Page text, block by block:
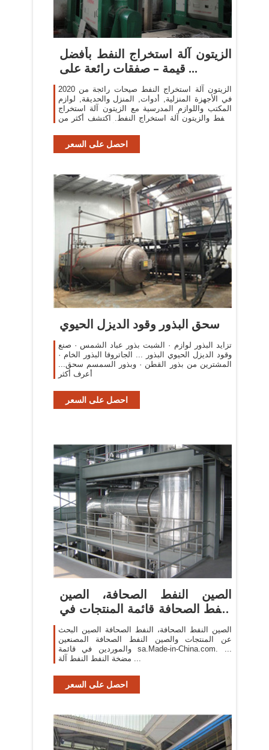
الزيتون آلة استخراج النفط بأفضل
قيمة – صفقات رائعة على ...
الزيتون آلة استخراج النفط صيحات رائجة من 2020
في الأجهزة المنزلية, أدوات, المنزل والحديقة, لوازم
المكتب واللوازم المدرسية مع الزيتون آلة استخراج
النفط والزيتون آلة استخراج النفط. اكتشف أكثر من
احصل على السعر
سحق البذور وقود الديزل الحيوي
تزايد البذور لوازم · الشبت بذور عباد الشمس · صنع
وقود الديزل الحيوي البذور ... الجاتروفا البذور الخام ·
المشترين من بذور القطن · وبذور السمسم سحق...
أعرف أكثر
احصل على السعر
الصين النفط الصحافة، الصين
النفط الصحافة قائمة المنتجات في
الصين النفط الصحافة، النفط الصحافة الصين البحث
عن المنتجات والصين النفط الصحافة المصنعين
والموردين في قائمة sa.Made-in-China.com. ...
مضخة النفط النفط آلة ...
احصل على السعر